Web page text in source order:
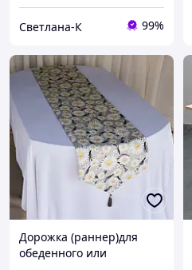
Светлана-К 99%
Дорожка (раннер)для
обеденного или